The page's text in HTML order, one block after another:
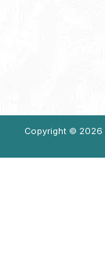
Copyright © 2026